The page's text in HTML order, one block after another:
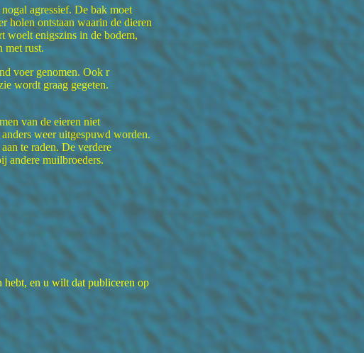
agressief. De bak moet
holen ontstaan waarin de dieren
woelt enigszins in de bodem,
met rust.
voer genomen. Ook r
wordt graag gegeten.
van de eieren niet
weer uitgespuwd worden.
te raden. De verdere
andere muilbroeders.
hebt, en u wilt dat publiceren op